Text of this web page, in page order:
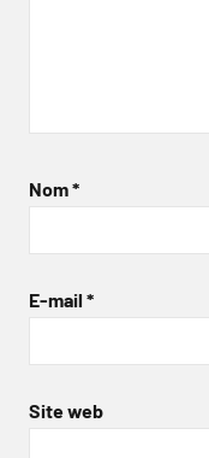
Nom*
E-mail *
Site web